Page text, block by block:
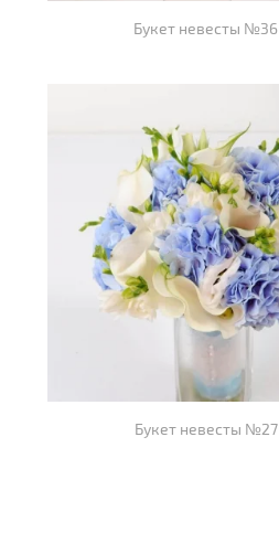
Букет невесты №36
Букет невесты №27